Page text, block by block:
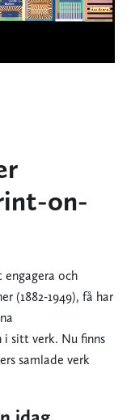
on-
och
(1882-1949), få har
i sitt verk. Nu finns
samlade verk